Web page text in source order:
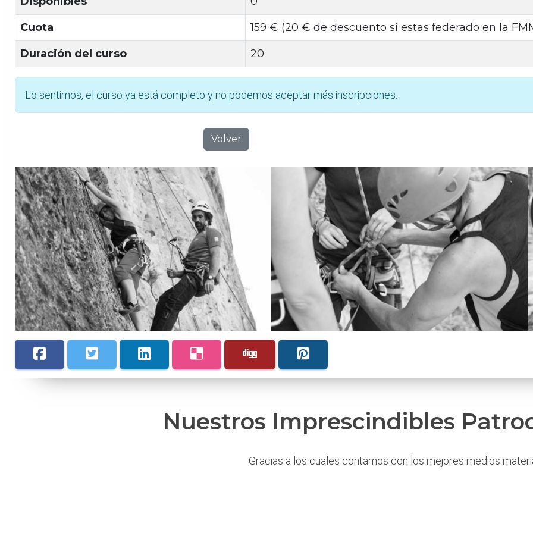
Cuota
159 € (20 € de descuento si estas federado en la
Duración del curso
20
Lo sentimos, el curso ya está completo y no podemos aceptar más inscripciones.
Volver
Nuestros Imprescindibles
Gracias a los cuales contamos con los mejores medios